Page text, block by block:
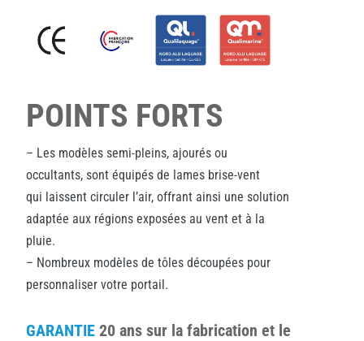
POINTS FORTS
– Les modèles semi-pleins, ajourés ou
occultants, sont équipés de lames brise-vent
qui laissent circuler l’air, offrant ainsi une solution
adaptée aux régions exposées au vent et à la
pluie.
– Nombreux modèles de tôles découpées pour
personnaliser votre portail.
GARANTIE 20 ans sur la fabrication et le